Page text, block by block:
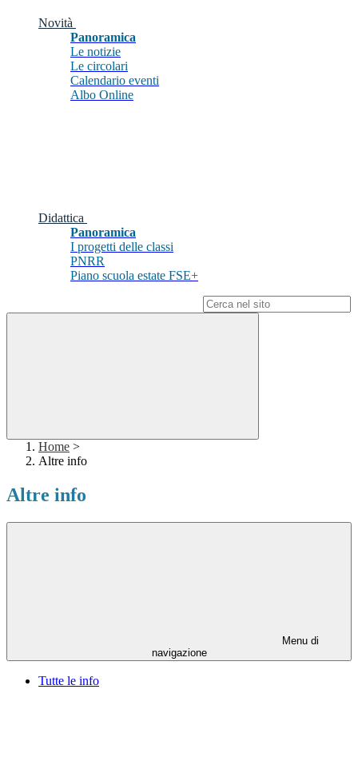
Novità
Panoramica
Le notizie
Le circolari
Calendario eventi
Albo Online
Didattica
Panoramica
I progetti delle classi
PNRR
Piano scuola estate FSE+
Home >
Altre info
Altre info
Menu di
navigazione
Tutte le info